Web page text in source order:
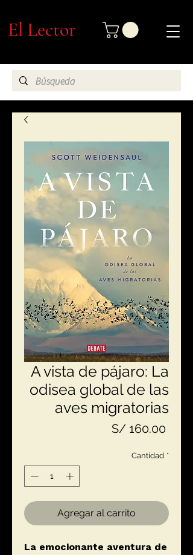
El Lector
A vista de pájaro: La
odisea global de las
aves migratorias
S/ 160.00Precio
Cantidad *
Agregar al carrito
La emocionante aventura de